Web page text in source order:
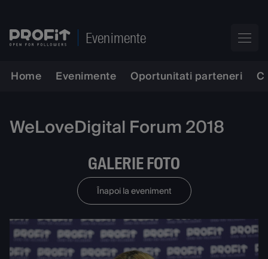
Evenimente
Home Evenimente Oportunitati parteneri
WeLoveDigital Forum 2018
GALERIE FOTO
Înapoi la eveniment